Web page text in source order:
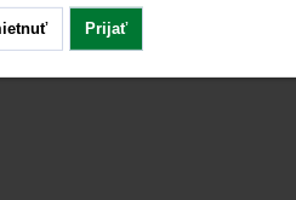
Prijať